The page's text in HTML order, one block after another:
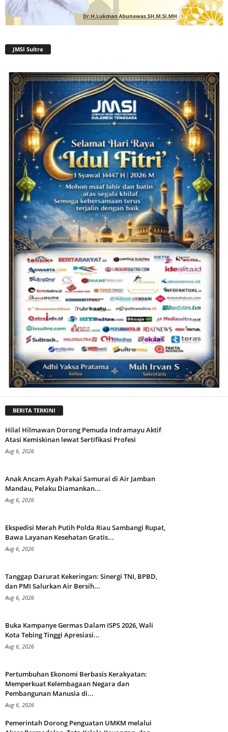
JMSI Sultra
BERITA TERKINI
Hilal Hilmawan Dorong Pemuda Indramayu Aktif
Atasi Kemiskinan lewat Sertifikasi Profesi
Aug 6, 2026
Anak Ancam Ayah Pakai Samurai di Air Jamban
Mandau, Pelaku Diamankan...
Aug 6, 2026
Ekspedisi Merah Putih Polda Riau Sambangi Rupat,
Bawa Layanan Kesehatan Gratis...
Aug 6, 2026
Tanggap Darurat Kekeringan: Sinergi TNI, BPBD,
dan PMI Salurkan Air Bersih...
Aug 6, 2026
Buka Kampanye Germas Dalam ISPS 2026, Wali
Kota Tebing Tinggi Apresiasi...
Aug 6, 2026
Pertumbuhan Ekonomi Berbasis Kerakyatan:
Memperkuat Kelembagaan Negara dan
Pembangunan Manusia di...
Aug 6, 2026
Pemerintah Dorong Penguatan UMKM melalui